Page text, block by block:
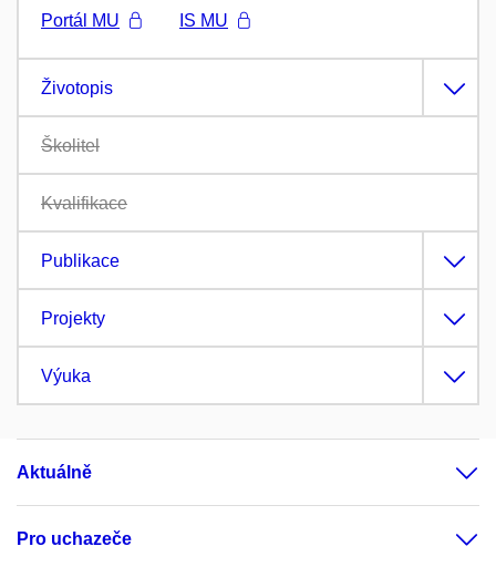
Portál MU
IS MU
Životopis
Školitel
Kvalifikace
Publikace
Projekty
Výuka
Aktuálně
Pro uchazeče